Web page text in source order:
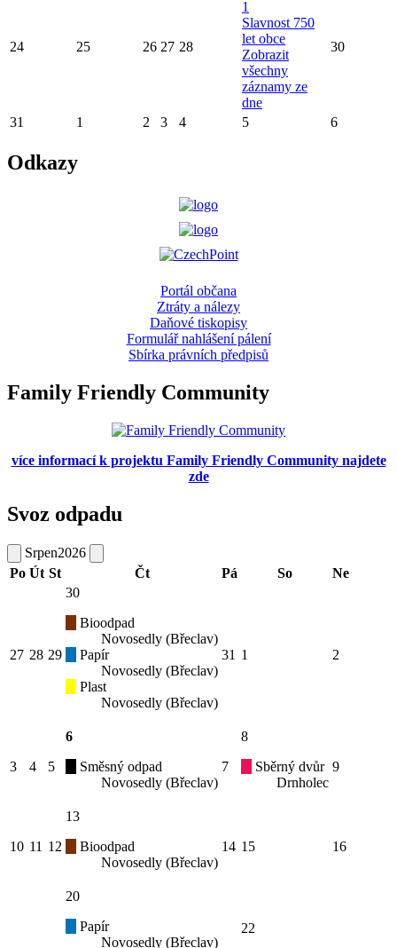
24 25 26 27 28
1
Slavnost 750
let obce
Zobrazit
všechny
záznamy ze
dne
30
31 1 2 3 4 5 6
Odkazy
Portál občana
Ztráty a nálezy
Daňové tiskopisy
Formulář nahlášení pálení
Sbírka právních předpisů
Family Friendly Community
více informací k projektu Family Friendly Community najdete
zde
Svoz odpadu
Srpen2026
Po Út St Čt Pá So Ne
27 28 29
30
Bioodpad
Novosedly (Břeclav)
Papír
Novosedly (Břeclav)
Plast
Novosedly (Břeclav)
31 1 2
3 4 5
6
Směsný odpad
Novosedly (Břeclav)
7
8
Sběrný dvůr
Drnholec
9
10 11 12
13
Bioodpad
Novosedly (Břeclav)
14 15 16
20
Papír
Novosedly (Břeclav)
22